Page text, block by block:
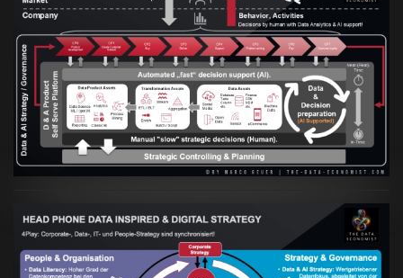
Artikel:Prozesse und Daten müssen Hand
in Hand gehen
VIEW